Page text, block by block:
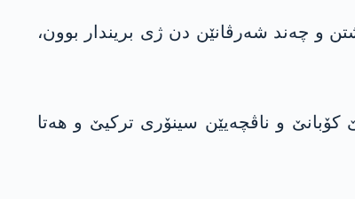
دا، 4 شەرڤانێن هه‌سه‌دێ هاتن کوشتن و چەند شەرڤانێن دن ژی بریندار بوون،
و ناڤچەیێن سینۆری ترکیێ و هەتا